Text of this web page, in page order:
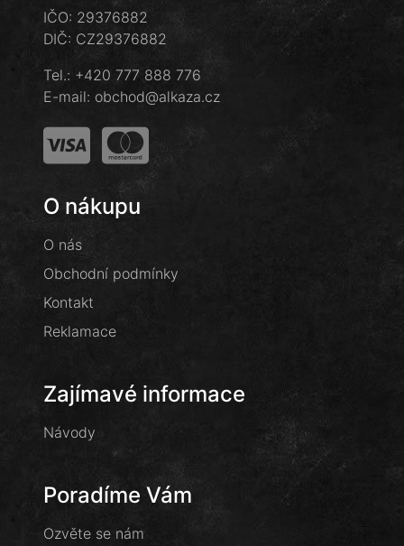
IČO: 29376882
DIČ: CZ29376882
Tel.: +420 777 888 776
E-mail: obchod@alkaza.cz
O nákupu
O nás
Obchodní podmínky
Kontakt
Reklamace
Zajímavé informace
Návody
Poradíme Vám
Ozvěte se nám